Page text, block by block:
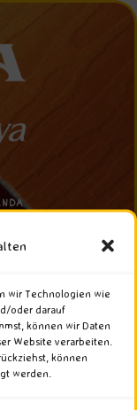
wir Technologien wie
oder darauf
können wir Daten
Website verarbeiten.
können
werden.